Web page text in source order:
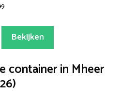
Bekijken
container in Mheer